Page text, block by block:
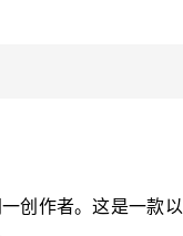
创作者。这是一款